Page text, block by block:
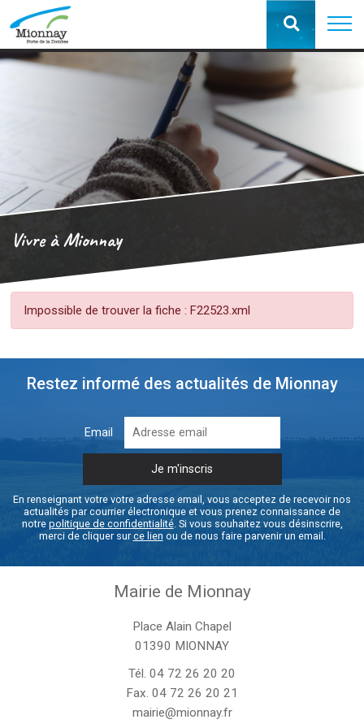
Vivre à Mionnay
Impossible de trouver la fiche : F22523.xml
Restez informé des actualités de Mionnay
Email
En renseignant votre votre adresse email, vous acceptez de recevoir nos
actualités par courrier électronique et vous prenez connaissance de
notre politique de confidentialité. Si vous souhaitez vous désinscrire,
merci de cliquer surce lien ou de nous faire parvenir un email.
Mairie de Mionnay
Place Alain Chapel
01390 MIONNAY
Tél. 04 72 26 20 20
Fax. 04 72 26 20 21
mairie@mionnay.fr